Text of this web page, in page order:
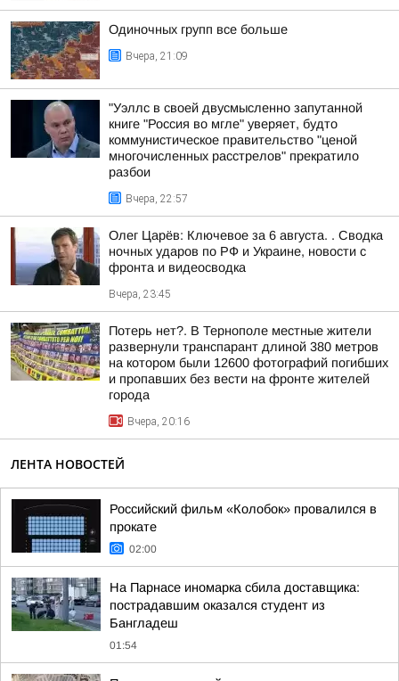
Одиночных групп все больше
Вчера, 21:09
"Уэллс в своей двусмысленно запутанной
книге "Россия во мгле" уверяет, будто
коммунистическое правительство "ценой
многочисленных расстрелов" прекратило
разбои
Вчера, 22:57
Олег Царёв: Ключевое за 6 августа. . Сводка
ночных ударов по РФ и Украине, новости с
фронта и видеосводка
Вчера, 23:45
Потерь нет?. В Тернополе местные жители
развернули транспарант длиной 380 метров
на котором были 12600 фотографий погибших
и пропавших без вести на фронте жителей
города
Вчера, 20:16
ЛЕНТА НОВОСТЕЙ
Российский фильм «Колобок» провалился в
прокате
02:00
На Парнасе иномарка сбила доставщика:
пострадавшим оказался студент из
Бангладеш
01:54